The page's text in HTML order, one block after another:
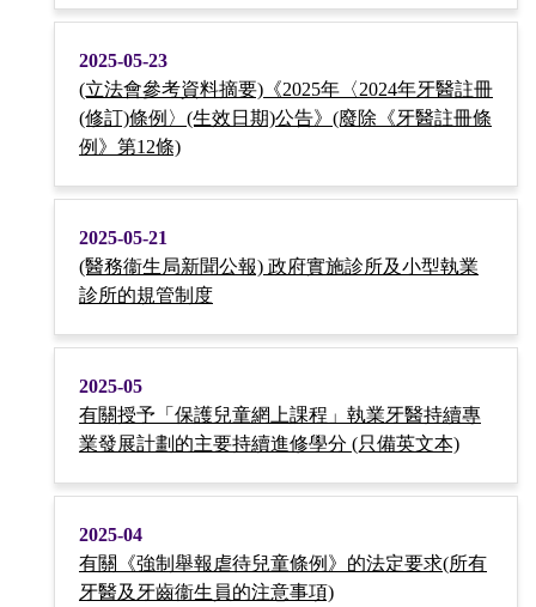
2025-05-23
(立法會參考資料摘要)《2025年〈2024年牙醫註冊
(修訂)條例〉(生效日期)公告》(廢除《牙醫註冊條
例》第12條)
2025-05-21
(醫務衞生局新聞公報) 政府實施診所及小型執業
診所的規管制度
2025-05
有關授予「保護兒童網上課程」執業牙醫持續專
業發展計劃的主要持續進修學分 (只備英文本)
2025-04
有關《強制舉報虐待兒童條例》的法定要求(所有
牙醫及牙齒衞生員的注意事項)